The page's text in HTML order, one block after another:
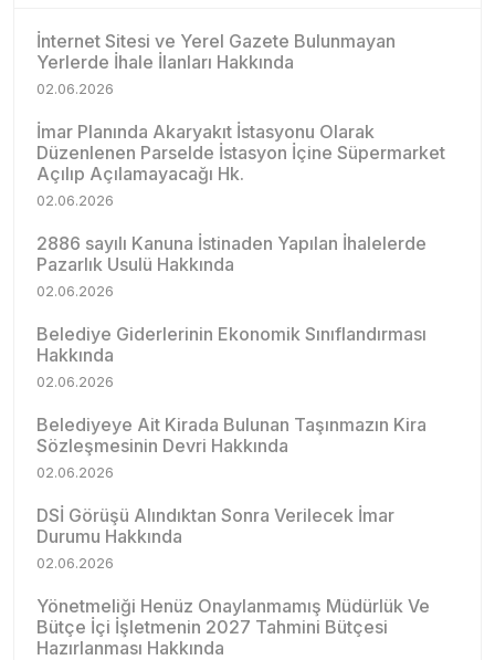
İnternet Sitesi ve Yerel Gazete Bulunmayan
Yerlerde İhale İlanları Hakkında
02.06.2026
İmar Planında Akaryakıt İstasyonu Olarak
Düzenlenen Parselde İstasyon İçine Süpermarket
Açılıp Açılamayacağı Hk.
02.06.2026
2886 sayılı Kanuna İstinaden Yapılan İhalelerde
Pazarlık Usulü Hakkında
02.06.2026
Belediye Giderlerinin Ekonomik Sınıflandırması
Hakkında
02.06.2026
Belediyeye Ait Kirada Bulunan Taşınmazın Kira
Sözleşmesinin Devri Hakkında
02.06.2026
DSİ Görüşü Alındıktan Sonra Verilecek İmar
Durumu Hakkında
02.06.2026
Yönetmeliği Henüz Onaylanmamış Müdürlük Ve
Bütçe İçi İşletmenin 2027 Tahmini Bütçesi
Hazırlanması Hakkında